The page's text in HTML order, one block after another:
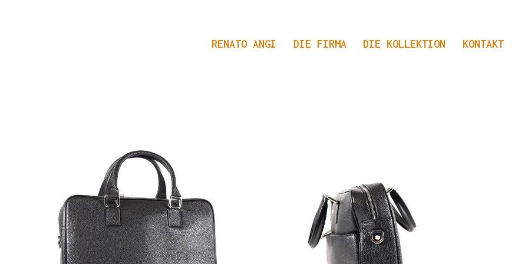
RENATO ANGI DIE FIRMA DIE KOLLEKTION KONTAKT